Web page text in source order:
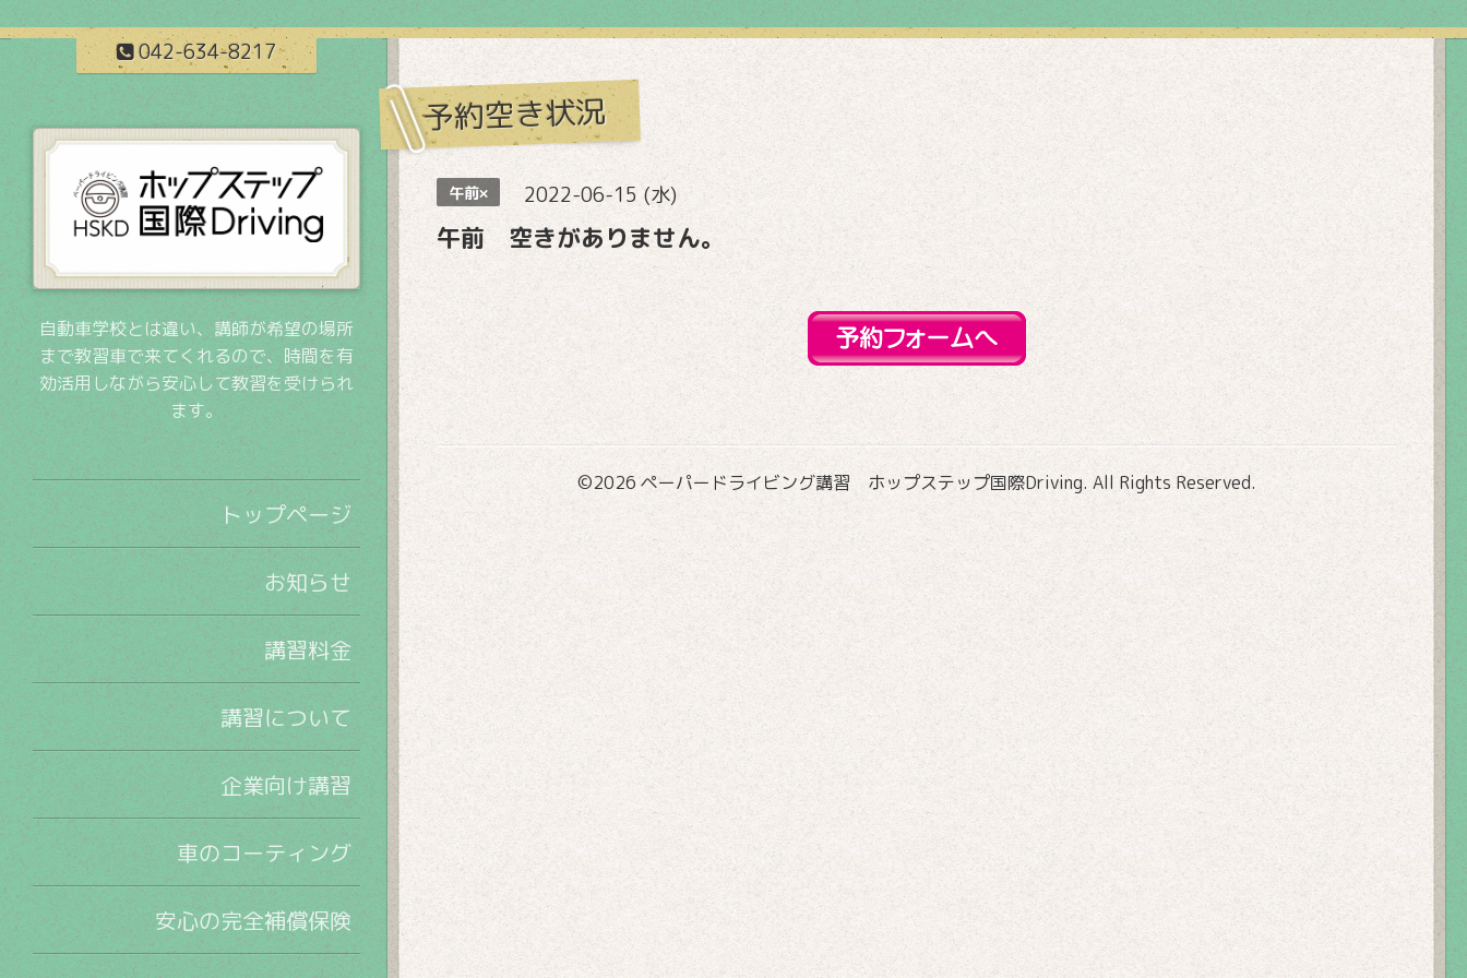
042-634-8217
予約空き状況
午前× 2022-06-15 (水)
午前 空きがありません。
©2026 ペーパードライビング講習 ホップステップ国際Driving. All Rights Reserved.
自動車学校とは違い、講師が希望の場所
まで教習車で来てくれるので、時間を有
効活用しながら安心して教習を受けられ
ます。
トップページ
お知らせ
講習料金
講習について
企業向け講習
車のコーティング
安心の完全補償保険